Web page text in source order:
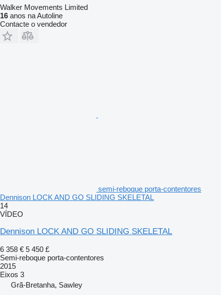
Walker Movements Limited
16 anos na Autoline
Contacte o vendedor
semi-reboque porta-contentores
Dennison LOCK AND GO SLIDING SKELETAL
14
VÍDEO
Dennison LOCK AND GO SLIDING SKELETAL
6 358 € 5 450 £
Semi-reboque porta-contentores
2015
Eixos 3
Grã-Bretanha, Sawley